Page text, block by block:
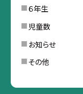
６年生
児童数
お知らせ
その他